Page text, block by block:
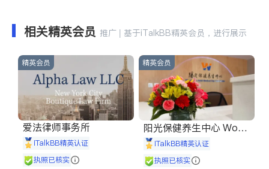
相关精英会员 推广 | 基于iTalkBB精英会员，进行展示
精英会员
爱法律师事务所
iTalkBB精英认证
执照已核实
精英会员
阳光保健养生中心 World
shine
iTalkBB精英认证
执照已核实